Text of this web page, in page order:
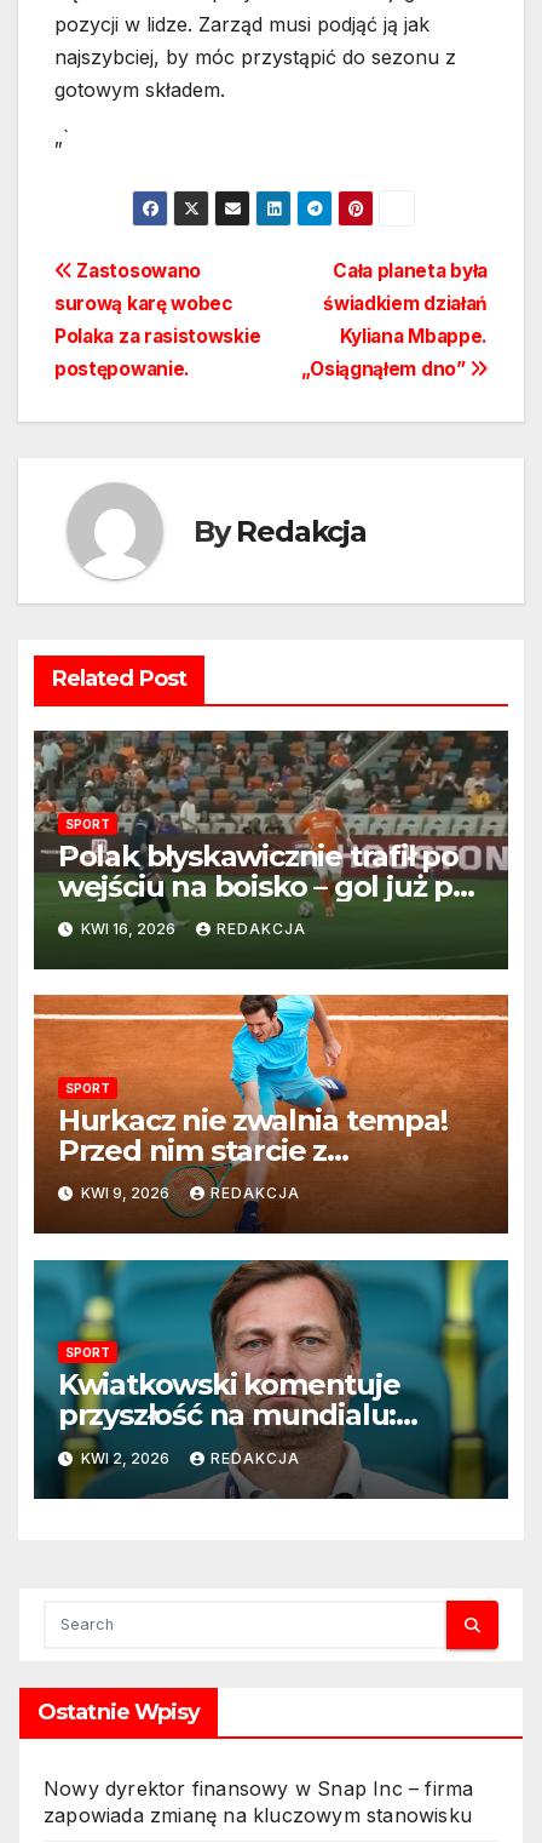
pozycji w lidze. Zarząd musi podjąć ją jak
najszybciej, by móc przystąpić do sezonu z
gotowym składem.
„`
Nawigacja
wpisu
Cała planeta była
świadkiem działań
Kyliana Mbappe.
„Osiągnąłem dno”
Zastosowano
surową karę wobec
Polaka za rasistowskie
postępowanie.
ByRedakcja
Related Post
SPORT
Polak błyskawicznie trafił po
wejściu na boisko – gol już po
22 sekundach!
KWI 16, 2026 REDAKCJA
SPORT
Hurkacz nie zwalnia tempa!
Przed nim starcie z
Vacherotem w trzeciej
rundzie Monte Carlo
KWI 9, 2026 REDAKCJA
SPORT
Kwiatkowski komentuje
przyszłość na mundialu:
„Rozważamy rezygnację”
KWI 2, 2026 REDAKCJA
Ostatnie Wpisy
Nowy dyrektor finansowy w Snap Inc – firma
zapowiada zmianę na kluczowym stanowisku